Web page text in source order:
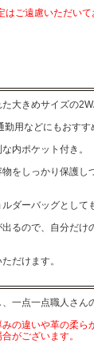
はご遠慮いただい
大きめサイズの
用などにもおすす
内ポケット付き。
をしっかり保護し
ダーバッグとして
るので、自分だけ
だけます。
一点一点職人さん
の違いや革の柔ら
がございます。